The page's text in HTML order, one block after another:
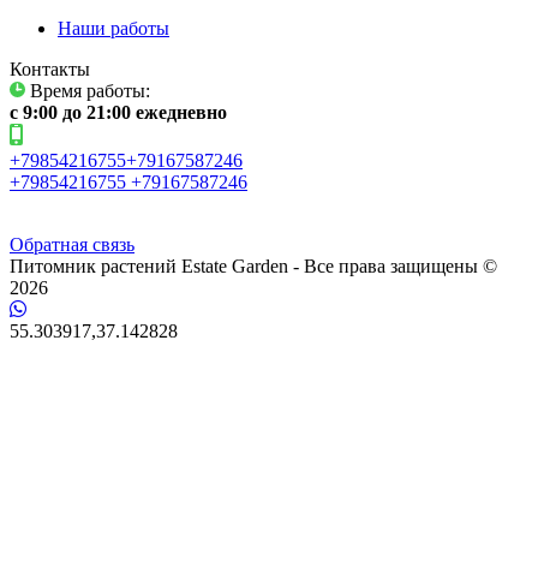
Наши работы
Контакты
Время работы:
c 9:00 до 21:00 ежедневно
+79854216755+79167587246
+79854216755 +79167587246
Обратная связь
Питомник растений Estate Garden - Все права защищены ©
2026
55.303917,37.142828